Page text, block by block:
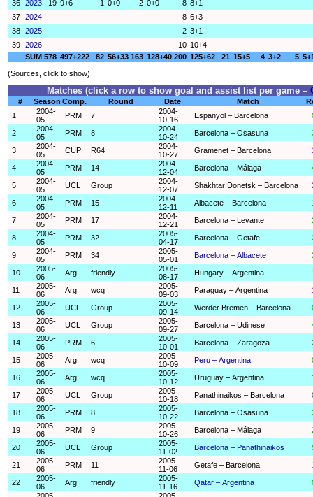
36 2023 19 9+6 1 0+0 2 0+0 8 8+1 – –
–
37 2024 – – – 8 6+3 – –
–
38 2025 – – – 2 3+1 – –
–
39 2026 – – – 10 10+4 – –
–
SUM 578 497+222 82 56+33 163 128+40 200 125+62 21 15+5 4 3+2 5
(Sources, click to show)
Matches (click a row to show goal and assist list per game –
# Season Comp. Round Date Match
1
2004-
05
PRM 7
2004-
10-16
Espanyol – Barcelona
2
2004-
05
PRM 8
2004-
10-24
Barcelona – Osasuna
3
2004-
05
CUP R64
2004-
10-27
Gramenet – Barcelona
4
2004-
05
PRM 14
2004-
12-04
Barcelona – Málaga
5
2004-
05
UCL Group
2004-
12-07
Shakhtar Donetsk – Barcelona
6
2004-
05
PRM 15
2004-
12-11
Albacete – Barcelona
7
2004-
05
PRM 17
2004-
12-21
Barcelona – Levante
8
2004-
05
PRM 32
2005-
04-17
Barcelona – Getafe
9
2004-
05
PRM 34
2005-
05-01
Barcelona – Albacete
10
2005-
06
Arg friendly
2005-
08-17
Hungary – Argentina
11
2005-
06
Arg wcq
2005-
09-03
Paraguay – Argentina
12
2005-
06
UCL Group
2005-
09-14
Werder Bremen – Barcelona
13
2005-
06
UCL Group
2005-
09-27
Barcelona – Udinese
14
2005-
06
PRM 6
2005-
10-01
Barcelona – Zaragoza
15
2005-
06
Arg wcq
2005-
10-09
Peru – Argentina
16
2005-
06
Arg wcq
2005-
10-12
Uruguay – Argentina
17
2005-
06
UCL Group
2005-
10-18
Panathinaikos – Barcelona
18
2005-
06
PRM 8
2005-
10-22
Barcelona – Osasuna
19
2005-
06
PRM 9
2005-
10-26
Barcelona – Málaga
20
2005-
06
UCL Group
2005-
11-02
Barcelona – Panathinaikos
21
2005-
06
PRM 11
2005-
11-06
Getafe – Barcelona
22
2005-
06
Arg friendly
2005-
11-16
Qatar – Argentina